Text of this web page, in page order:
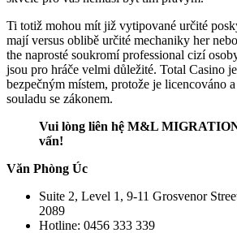
Ti totiž mohou mít již vytipované určité
mají versus oblibě určité mechaniky her
the naprosté soukromí professional cizí
jsou pro hráče velmi důležité. Total Casino
bezpečným místem, protože je licencováno
souladu se zákonem.
Vui lòng liên hệ M&L
vấn!
Văn Phòng Úc
Suite 2, Level 1, 9-11 Grosvenor
2089
Hotline: 0456 333 339